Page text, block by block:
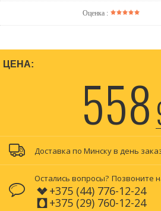
Оценка :
ЦЕНА:
558
Доставка по Минску в день
Остались вопросы? Позвоните
+375 (44) 776-12-24
+375 (29) 760-12-24